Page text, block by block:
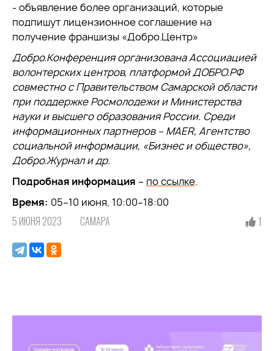
- объявление более организаций, которые
подпишут лицензионное соглашение на
получение франшизы «Добро.Центр»
Добро.Конференция организована Ассоциацией
волонтерских центров, платформой ДОБРО.РФ
совместно с Правительством Самарской области
при поддержке Росмолодежи и Министерства
науки и высшего образования России. Среди
информационных партнеров – MAER, Агентство
социальной информации, «Бизнес и общество»,
Добро.Журнал и др.
Подробная информация – по ссылке.
Время: 05–10 июня, 10:00–18:00
5 ИЮНЯ 2023 САМАРА 1